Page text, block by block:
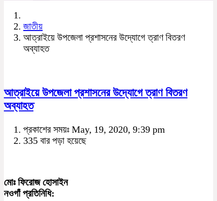
জাতীয়
আত্রাইয়ে উপজেলা প্রশাসনের উদ্যোগে ত্রাণ বিতরণ
অব্যাহত
আত্রাইয়ে উপজেলা প্রশাসনের উদ্যোগে ত্রাণ বিতরণ
অব্যাহত
প্রকাশের সময়ঃ May, 19, 2020, 9:39 pm
335 বার পড়া হয়েছে
মোঃ ফিরোজ হোসাইন
নওগাঁ প্রতিনিধি: